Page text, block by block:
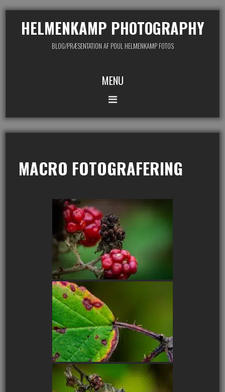
HELMENKAMP PHOTOGRAPHY
BLOG/PRÆSENTATION AF POUL HELMENKAMP FOTOS
MENU
MACRO FOTOGRAFERING